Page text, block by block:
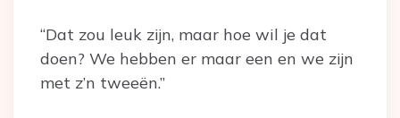
“Dat zou leuk zijn, maar hoe wil je dat
doen? We hebben er maar een en we zijn
met z’n tweeën.”